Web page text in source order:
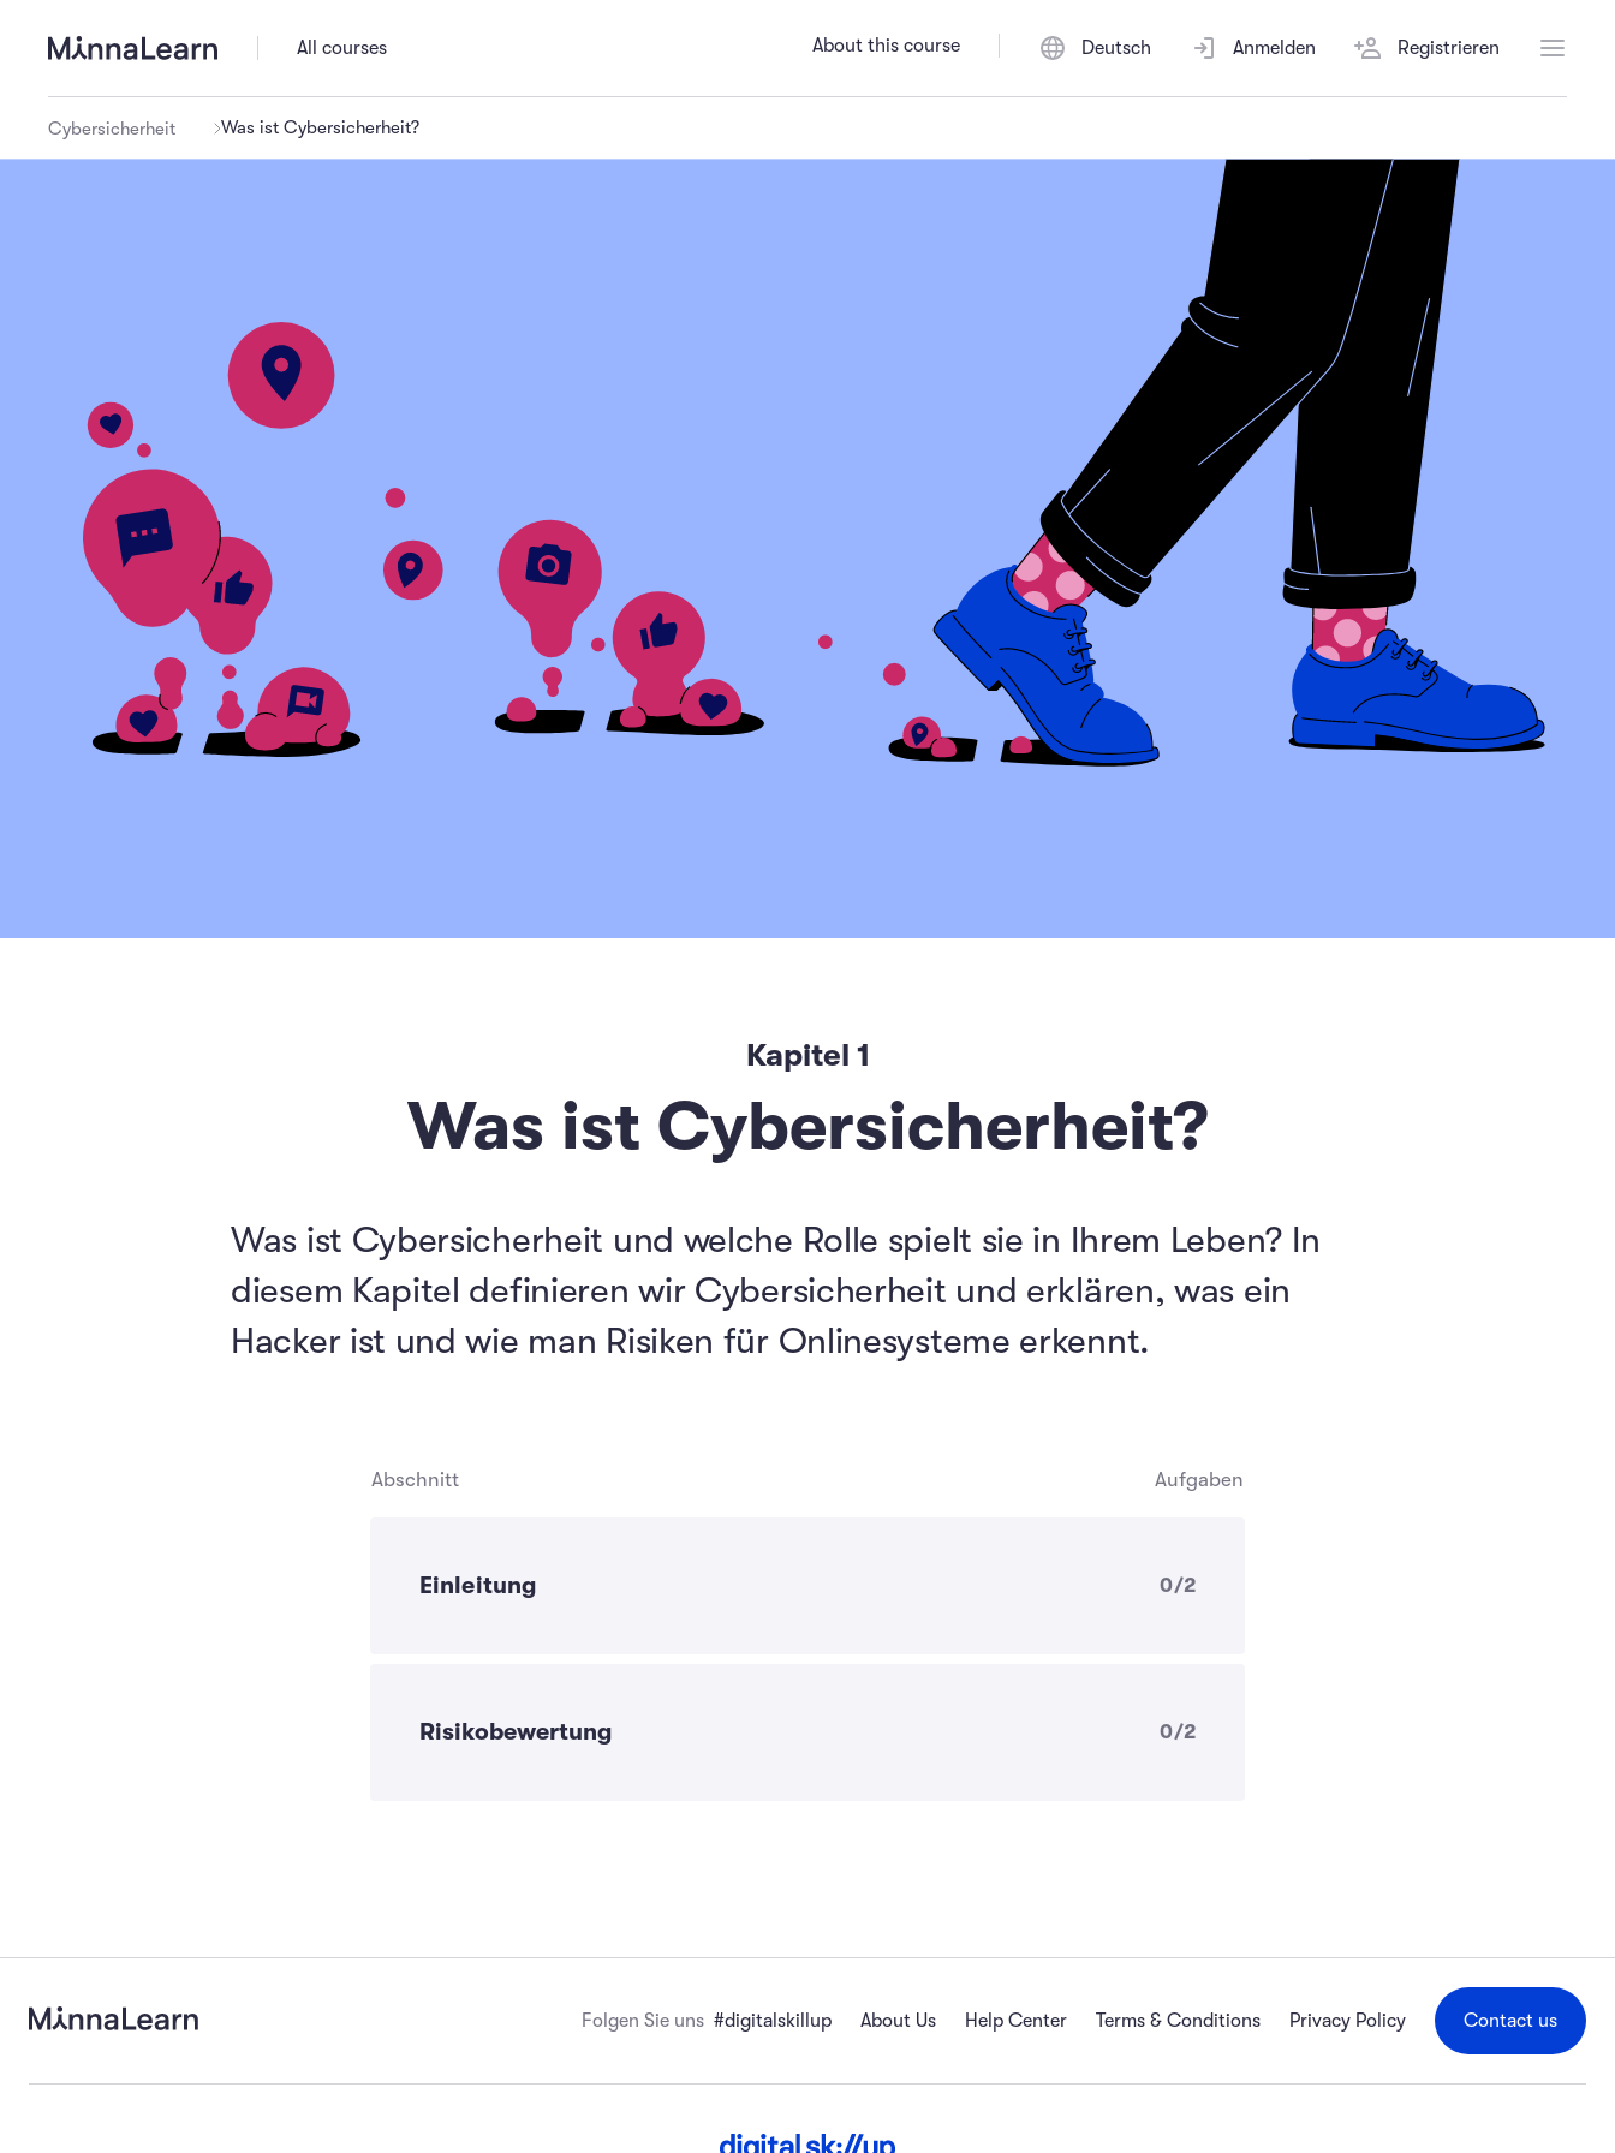
All courses About this course Deutsch Anmelden Registrieren
Cybersicherheit Was ist Cybersicherheit?
Kapitel 1
Was ist Cybersicherheit?
Was ist Cybersicherheit und welche Rolle spielt sie in Ihrem Leben? In
diesem Kapitel definieren wir Cybersicherheit und erklären, was ein
Hacker ist und wie man Risiken für Onlinesysteme erkennt.
Abschnitt Aufgaben
Einleitung 0/2
Risikobewertung 0/2
Folgen Sie uns #digitalskillup About Us Help Center Terms & Conditions Privacy Policy Contact us